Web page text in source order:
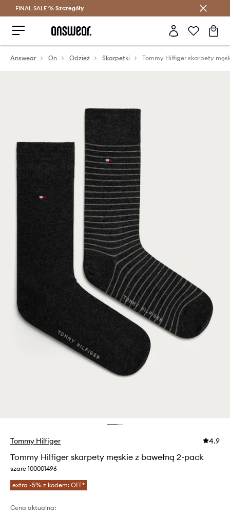
Oszczędzaj z Answear Club >
FINAL SALE % Szczegóły
Answear On Odzież Skarpetki
Tommy Hilfiger 4.9
Tommy Hilfiger skarpety męskie z bawełną 2-pack
szare 100001496
extra -5% z kodem: OFF*
Cena aktualna: